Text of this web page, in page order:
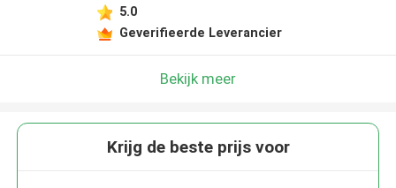
5.0
Geverifieerde Leverancier
Bekijk meer
Krijg de beste prijs voor